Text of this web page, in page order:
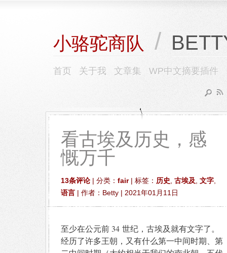
小骆驼商队 /
首页 关于我 文章集 WP中文摘要插件
看古埃及历史，感
慨万千
13条评论 | 分类： fair| 标签： 历史 古埃及 文字
语言 | 作者：Betty | 2021年01月11日
至少在公元前 34 世纪，古埃及就有文字了。
经历了许多王朝，又有什么第一中间时期、第